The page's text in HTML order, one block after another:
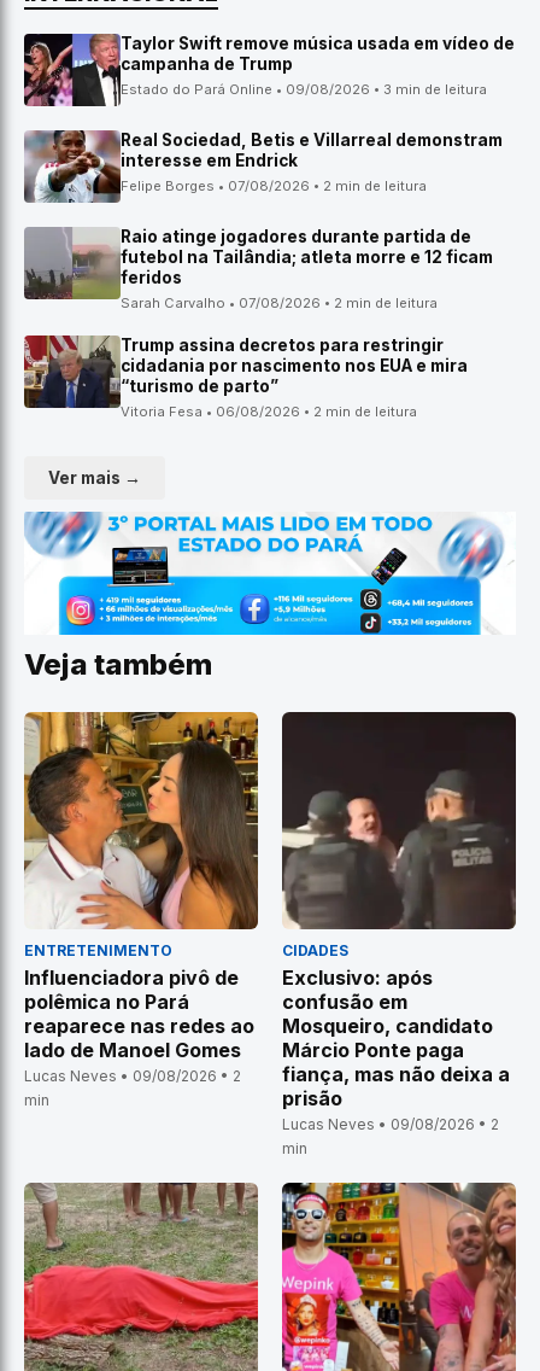
Taylor Swift remove música usada em vídeo de
campanha de Trump
Estado do Pará Online • 09/08/2026 • 3 min de leitura
Real Sociedad, Betis e Villarreal demonstram
interesse em Endrick
Felipe Borges • 07/08/2026 • 2 min de leitura
Raio atinge jogadores durante partida de
futebol na Tailândia; atleta morre e 12 ficam
feridos
Sarah Carvalho • 07/08/2026 • 2 min de leitura
Trump assina decretos para restringir
cidadania por nascimento nos EUA e mira
“turismo de parto”
Vitoria Fesa • 06/08/2026 • 2 min de leitura
Ver mais →
Veja também
ENTRETENIMENTO
Influenciadora pivô de
polêmica no Pará
reaparece nas redes ao
lado de Manoel Gomes
Lucas Neves • 09/08/2026 • 2
min
CIDADES
Exclusivo: após
confusão em
Mosqueiro, candidato
Márcio Ponte paga
fiança, mas não deixa a
prisão
Lucas Neves • 09/08/2026 • 2
min